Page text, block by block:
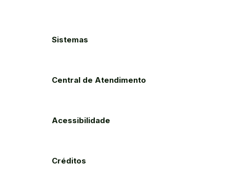
Sistemas
Central de Atendimento
Acessibilidade
Créditos